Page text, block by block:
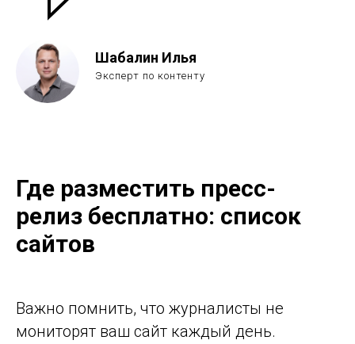
Шабалин Илья
Эксперт по контенту
Где разместить пресс-
релиз бесплатно: список
сайтов
Важно помнить, что журналисты не
мониторят ваш сайт каждый день.